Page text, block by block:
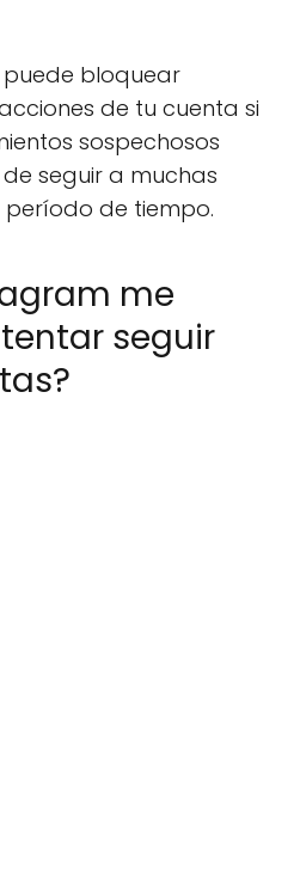
bloquear
de tu cuenta si
sospechosos
seguir a muchas
de tiempo.
me
seguir